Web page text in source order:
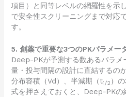
項目）と同等レベルの網羅性を示
で安全性スクリーニングまで対応
す。
5. 創薬で重要な3つのPKパラメー
Deep-PKが予測する数あるパラメ
量・投与間隔の設計に直結するの
分布容積（Vd）、半減期（t1/2 ）
式を押さえておくと、Deep-PKの